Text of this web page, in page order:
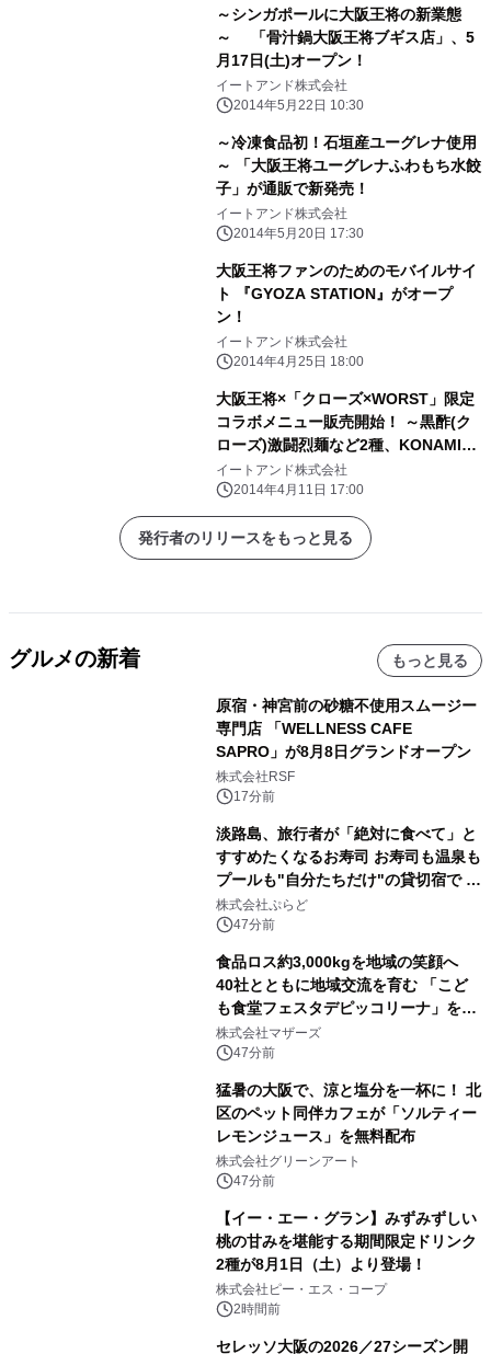
～シンガポールに大阪王将の新業態
～ 「骨汁鍋大阪王将ブギス店」、5
月17日(土)オープン！
イートアンド株式会社
2014年5月22日 10:30
～冷凍食品初！石垣産ユーグレナ使用
～ 「大阪王将ユーグレナふわもち水餃
子」が通販で新発売！
イートアンド株式会社
2014年5月20日 17:30
大阪王将ファンのためのモバイルサイ
ト 『GYOZA STATION』がオープ
ン！
イートアンド株式会社
2014年4月25日 18:00
大阪王将×「クローズ×WORST」限定
コラボメニュー販売開始！ ～黒酢(ク
ローズ)激闘烈麺など2種、KONAMIと
共同で商品開発～
イートアンド株式会社
2014年4月11日 17:00
発行者のリリースをもっと見る
グルメの新着 もっと見る
原宿・神宮前の砂糖不使用スムージー
専門店 「WELLNESS CAFE
SAPRO」が8月8日グランドオープン
株式会社RSF
17分前
淡路島、旅行者が「絶対に食べて」と
すすめたくなるお寿司 お寿司も温泉も
プールも"自分たちだけ"の貸切宿で 1
日1組限定「岩屋温泉 絵島別庭 海と
森」の握り寿司プラン
株式会社ぷらど
47分前
食品ロス約3,000kgを地域の笑顔へ
40社とともに地域交流を育む 「こど
も食堂フェスタデピッコリーナ」を9
月5日(土)開催
株式会社マザーズ
47分前
猛暑の大阪で、涼と塩分を一杯に！ 北
区のペット同伴カフェが「ソルティー
レモンジュース」を無料配布
株式会社グリーンアート
47分前
【イー・エー・グラン】みずみずしい
桃の甘みを堪能する期間限定ドリンク
2種が8月1日（土）より登場！
株式会社ピー・エス・コープ
2時間前
セレッソ大阪の2026／27シーズン開